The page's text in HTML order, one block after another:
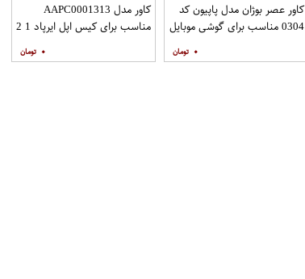
کاور عصر بوژان مدل پاپیون کد
0304 مناسب برای گوشی موبایل
۰
کاور مدل AAPC0001313
مناسب برای کیس اپل ایرپاد 1 2
۰